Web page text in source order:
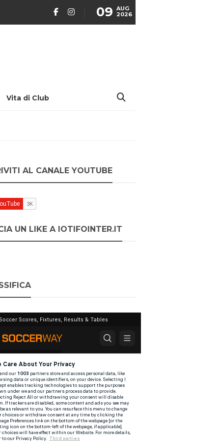
09 AUG
2026
Vita di Club
AL CANALE YOUTUBE
UN LIKE A IOTIFOINTER.IT